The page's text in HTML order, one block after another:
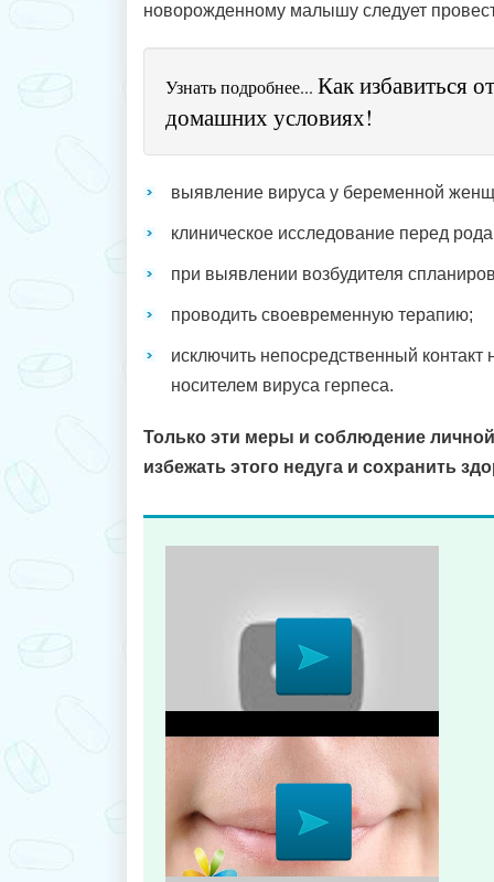
новорожденному малышу следует
Узнать подробнее... Как избавиться
домашних условиях!
выявление вируса у беременной
клиническое исследование перед
при выявлении возбудителя
проводить своевременную терапию;
исключить непосредственный контакт
носителем вируса герпеса.
Только эти меры и соблюдение
избежать этого недуга и сохранить